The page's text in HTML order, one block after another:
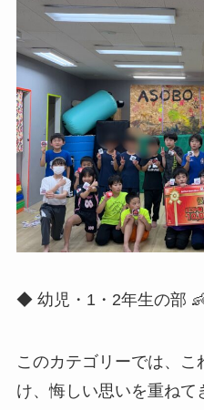
◆ 幼児・1・2年生の部
このカテゴリーでは、
け、悔しい思いを重ねて